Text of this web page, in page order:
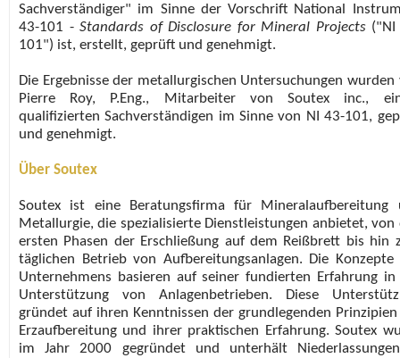
Sachverständiger" im Sinne der Vorschrift National
43-101 -Standards of Disclosure for Mineral Projects("NI
101") ist, erstellt, geprüft und genehmigt.
Die Ergebnisse der metallurgischen Untersuchungen wurden
Pierre Roy, P.Eng., Mitarbeiter von Soutex inc.,
qualifizierten Sachverständigen im Sinne von NI 43-101,
und genehmigt.
Über Soutex
Soutex ist eine Beratungsfirma für Mineralaufbereitung
Metallurgie, die spezialisierte Dienstleistungen anbietet, von
ersten Phasen der Erschließung auf dem Reißbrett bis hin
täglichen Betrieb von Aufbereitungsanlagen. Die Konzepte
Unternehmens basieren auf seiner fundierten Erfahrung in
Unterstützung von Anlagenbetrieben. Diese
gründet auf ihren Kenntnissen der grundlegenden
Erzaufbereitung und ihrer praktischen Erfahrung. Soutex
im Jahr 2000 gegründet und unterhält